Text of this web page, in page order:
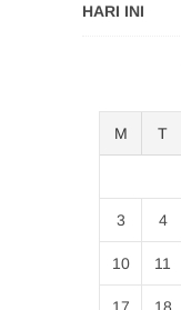
HARI INI
M T
3 4
10 11